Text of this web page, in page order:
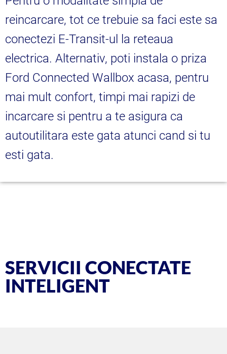
reincarcare, tot ce trebuie sa faci este sa
conectezi E-Transit-ul la reteaua
electrica. Alternativ, poti instala o priza
Ford Connected Wallbox acasa, pentru
mai mult confort, timpi mai rapizi de
incarcare si pentru a te asigura ca
autoutilitara este gata atunci cand si tu
esti gata.
SERVICII CONECTATE
INTELIGENT